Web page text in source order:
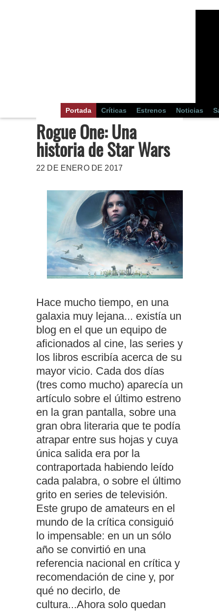
Portada Críticas Estrenos Noticias
Rogue One: Una
historia de Star Wars
22 DE ENERO DE 2017
Hace mucho tiempo, en una
galaxia muy lejana... existía un
blog en el que un equipo de
aficionados al cine, las series y
los libros escribía acerca de su
mayor vicio. Cada dos días
(tres como mucho) aparecía un
artículo sobre el último estreno
en la gran pantalla, sobre una
gran obra literaria que te podía
atrapar entre sus hojas y cuya
única salida era por la
contraportada habiendo leído
cada palabra, o sobre el último
grito en series de televisión.
Este grupo de amateurs en el
mundo de la crítica consiguió
lo impensable: en un un sólo
año se convirtió en una
referencia nacional en crítica y
recomendación de cine y, por
qué no decirlo, de
cultura...Ahora solo quedan